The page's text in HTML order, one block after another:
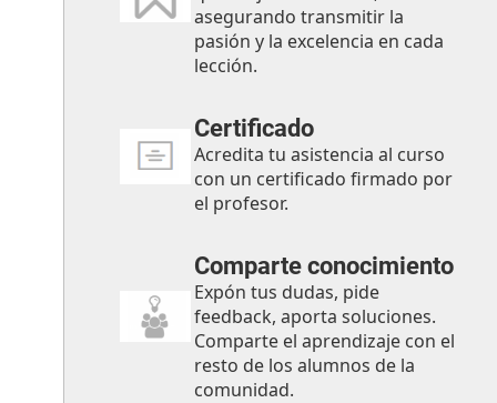
asegurando transmitir la
pasión y la excelencia en cada
lección.
Certificado
Acredita tu asistencia al curso
con un certificado firmado por
el profesor.
Comparte conocimiento
Expón tus dudas, pide
feedback, aporta soluciones.
Comparte el aprendizaje con el
resto de los alumnos de la
comunidad.